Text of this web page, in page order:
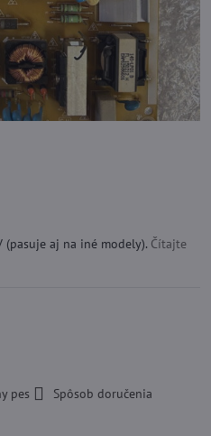
(pasuje aj na iné modely). Čítajte
pes
Spôsob doručenia